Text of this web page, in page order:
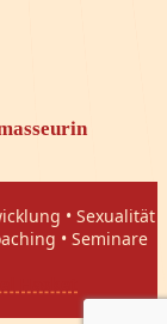
• Sexualität
• Seminare